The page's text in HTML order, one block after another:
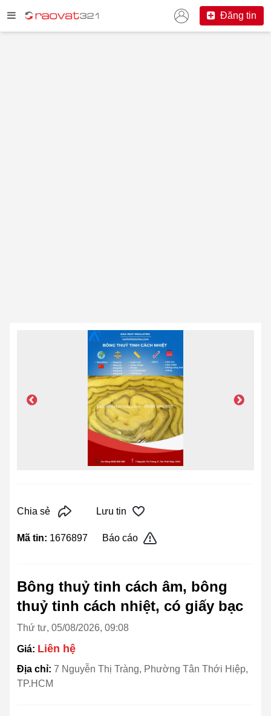
Đăng tin
Chia sẻ Lưu tin
Mã tin: 1676897 Báo cáo
Bông thuỷ tinh cách âm, bông
thuỷ tinh cách nhiệt, có giấy bạc
Thứ tư, 05/08/2026, 09:08
Giá: Liên hệ
Địa chỉ: 7 Nguyễn Thị Tràng, Phường Tân Thới Hiệp,
TP.HCM